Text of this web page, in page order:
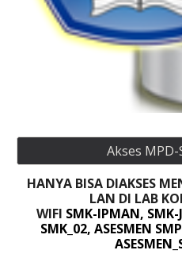
Akses
HANYA BISA DIAKSES
LAN DI LAB
WIFI SMK-IPMAN, SMK-
SMK_02, ASESMEN